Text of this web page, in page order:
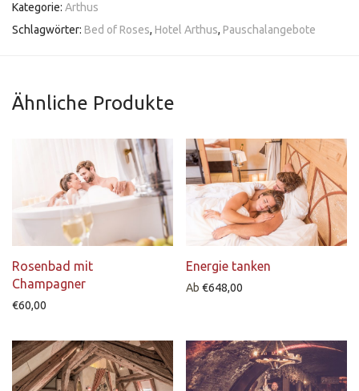
Kategorie: Arthus
Schlagwörter: Bed of Roses, Hotel Arthus, Pauschalangebote
Ähnliche Produkte
Rosenbad mit
Champagner
€60,00
Energie tanken
Ab €648,00